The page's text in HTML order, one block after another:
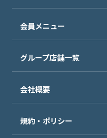
会員メニュー
グループ店舗一覧
会社概要
規約・ポリシー